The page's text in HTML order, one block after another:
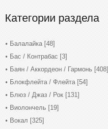
Категории раздела
Балалайка [48]
Бас / Контрабас [3]
Баян / Аккордеон / Гармонь [408]
Блокфлейта / Флейта [54]
Блюз / Джаз / Рок [131]
Виолончель [19]
Вокал [325]